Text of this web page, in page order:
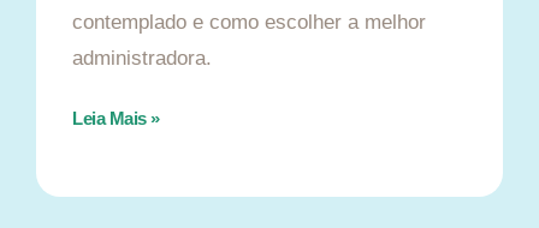
contemplado e como escolher a melhor
administradora.
Leia Mais »